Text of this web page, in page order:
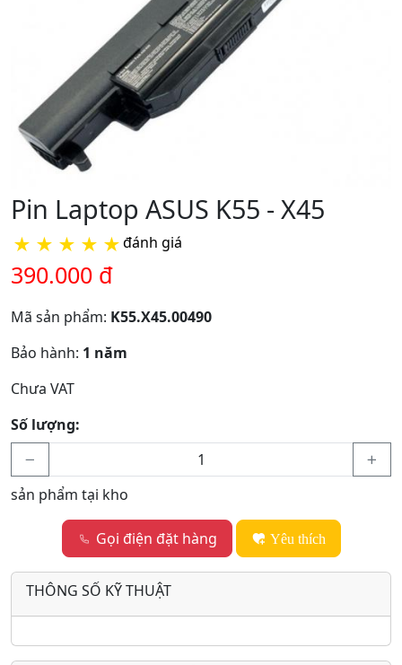
Pin Laptop ASUS K55 - X45
★ ★ ★ ★ ★đánh giá
390.000 đ
Mã sản phẩm: K55.X45.00490
Bảo hành: 1 năm
Chưa VAT
Số lượng:
sản phẩm tại kho
Gọi điện đặt hàng Yêu thích
THÔNG SỐ KỸ THUẬT